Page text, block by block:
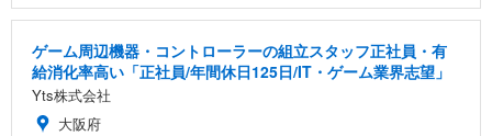
ゲーム周辺機器・コントローラーの組立スタッフ正社員・有
給消化率高い「正社員/年間休日125日/IT・ゲーム業界志望」
Yts株式会社
大阪府